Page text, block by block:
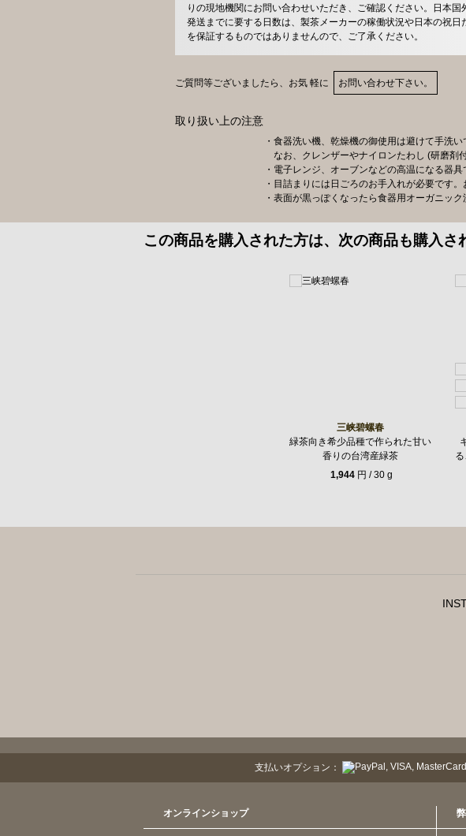
りの現地機関にお問い合わせいただき、ご確認ください。日本国
発送までに要する日数は、製茶メーカーの稼働状況や日本の祝
を保証するものではありませんので、ご了承ください。
ご質問等ございましたら、お気 軽に お問い合わせ下さい。
取り扱い上の注意
・食器洗い機、乾燥機の御使用は避けて手洗い
なお、クレンザーやナイロンたわし (研磨剤
・電子レンジ、オーブンなどの高温になる器具
・目詰まりには日ごろのお手入れが必要です
・表面が黒っぽくなったら食器用オーガニッ
この商品を購入された方は、次の商品も購入さ
三峡碧螺春
緑茶向き希少品種で作られた甘い
香りの台湾産緑茶
1,944円 / 30 g
支払いオプション：
オンラインショップ